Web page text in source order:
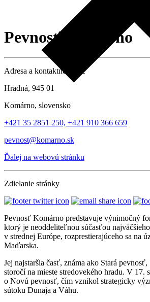
Pevnosť Komárno
Adresa a kontaktné údaje
Hradná, 945 01
Komárno, slovensko
+421 35 2851 250, +421 910 366 659
pevnost@komarno.sk
Ďalej na webovú stránku
Zdielanie stránky
Pevnosť Komárno predstavuje výnimočný
ktorý je neoddeliteľnou súčasťou
v strednej Európe, rozprestierajúceho sa na
Maďarska.
Jej najstaršia časť, známa ako Stará
storočí na mieste stredovekého hradu. V 17.
o Novú pevnosť, čím vznikol strategicky
sútoku Dunaja a Váhu.